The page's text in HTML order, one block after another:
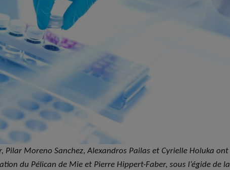
Pilar Moreno Sanchez, Alexandros Pailas et Cyrielle Holuka ont
du Pélican de Mie et Pierre Hippert-Faber, sous l’égide de la